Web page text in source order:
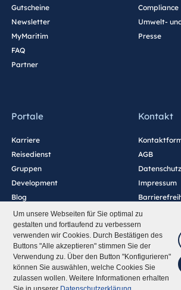
Um unsere Webseiten für Sie optimal zu
gestalten und fortlaufend zu verbessern
verwenden wir Cookies. Durch Bestätigen des
Buttons "Alle akzeptieren" stimmen Sie der
Verwendung zu. Über den Button "Konfigurieren"
können Sie auswählen, welche Cookies Sie
zulassen wollen. Weitere Informationen erhalten
Gutscheine
Newsletter
MyMaritim
FAQ
Partner
Compliance
Umwelt-
Presse
Portale
Karriere
Reisedienst
Gruppen
Development
Blog
Kontakt
AGB
Datenschutz
Impressum
Cookie-